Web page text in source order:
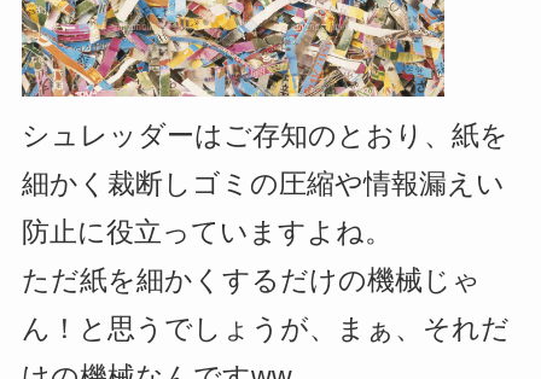
シュレッダーはご存知のとおり、紙を
細かく裁断しゴミの圧縮や情報漏えい
防止に役立っていますよね。
ただ紙を細かくするだけの機械じゃ
ん！と思うでしょうが、まぁ、それだ